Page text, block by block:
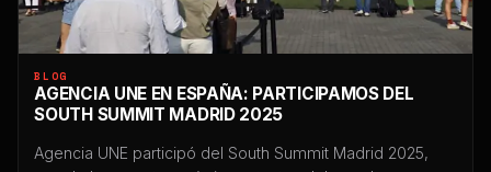
BLOG
AGENCIA UNE EN ESPAÑA: PARTICIPAMOS DEL
SOUTH SUMMIT MADRID 2025
Agencia UNE participó del South Summit Madrid 2025,